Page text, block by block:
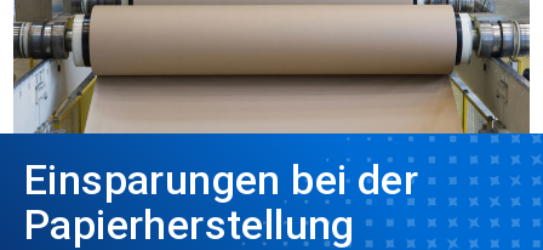
Einsparungen bei der
Papierherstellung